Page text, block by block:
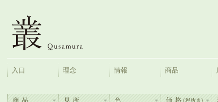
入口 理念 情報 商品